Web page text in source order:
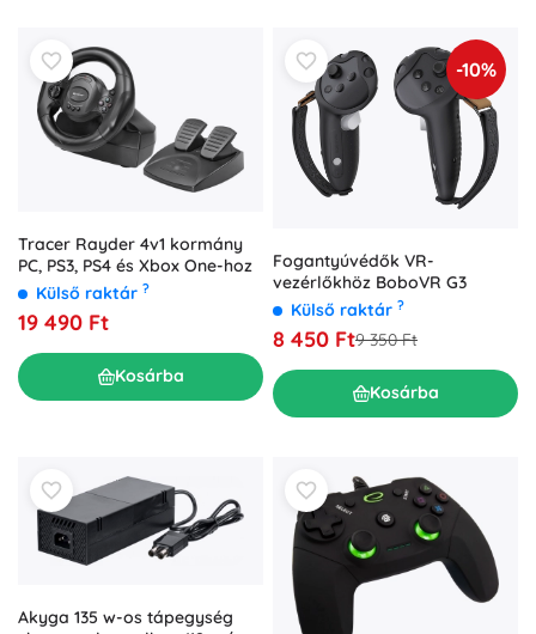
Tracer Rayder 4v1 kormány
PC, PS3, PS4 és Xbox One-hoz
Külső raktár ?
19 490 Ft
Kosárba
-10%
Fogantyúvédők VR-
vezérlőkhöz BoboVR G3
Külső raktár ?
8 450 Ft9 350 Ft
Kosárba
Akyga 135 w-os tápegység